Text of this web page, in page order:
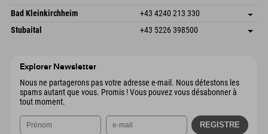
4573 Hinterstoder
Autriche
Informations d'arrivée
Réservation
Gscheat 14
Autriche
Enregistrer l'adresse
Réservation
Bad Kleinkirchheim +43 4240 213 330
Dorfstraße 24
9546 Bad Kleinkirchheim
Enregistrer l'adresse
Informations d'arrivée
Stubaital +43 5226 398500
Explorer Newsletter
Nous ne partagerons pas votre adresse e-mail. Nous détestons les
spams autant que vous. Promis ! Vous pouvez vous désabonner à
tout moment.